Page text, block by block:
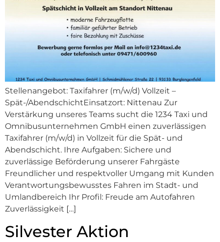
Stellenangebot: Taxifahrer (m/w/d) Vollzeit –
Spät-/AbendschichtEinsatzort: Nittenau Zur
Verstärkung unseres Teams sucht die 1234 Taxi und
Omnibusunternehmen GmbH einen zuverlässigen
Taxifahrer (m/w/d) in Vollzeit für die Spät- und
Abendschicht. Ihre Aufgaben: Sichere und
zuverlässige Beförderung unserer Fahrgäste
Freundlicher und respektvoller Umgang mit Kunden
Verantwortungsbewusstes Fahren im Stadt- und
Umlandbereich Ihr Profil: Freude am Autofahren
Zuverlässigkeit […]
Silvester Aktion